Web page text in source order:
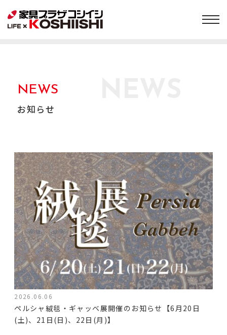
NEWS
お知らせ
2026.06.06
ペルシャ絨毯・ギャッベ展開催のお知らせ【6月20日
(土)、21日(日)、22日(月)】